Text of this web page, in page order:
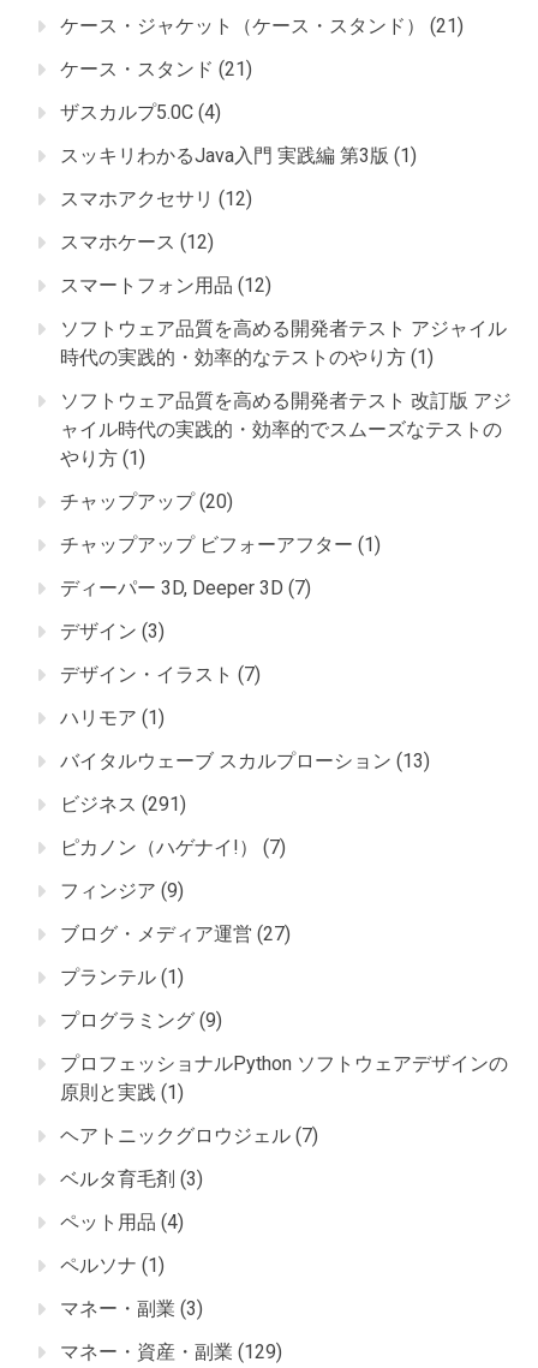
ケース・ジャケット（ケース・スタンド）
(21)
ケース・スタンド (21)
ザスカルプ5.0C (4)
スッキリわかるJava入門 実践編 第3版 (1)
スマホアクセサリ (12)
スマホケース (12)
スマートフォン用品 (12)
ソフトウェア品質を高める開発者テスト アジャイル
時代の実践的・効率的なテストのやり方 (1)
ソフトウェア品質を高める開発者テスト 改訂版 アジ
ャイル時代の実践的・効率的でスムーズなテストの
やり方 (1)
チャップアップ(20)
チャップアップ ビフォーアフター (1)
ディーパー 3D, Deeper 3D (7)
デザイン (3)
デザイン・イラスト (7)
ハリモア (1)
バイタルウェーブ スカルプローション (13)
ビジネス (291)
ピカノン（ハゲナイ!）
(7)
フィンジア (9)
ブログ・メディア運営 (27)
プランテル (1)
プログラミング (9)
プロフェッショナルPython ソフトウェアデザインの
原則と実践 (1)
ヘアトニックグロウジェル (7)
ベルタ育毛剤 (3)
ペット用品 (4)
ペルソナ (1)
マネー・副業 (3)
マネー・資産・副業 (129)